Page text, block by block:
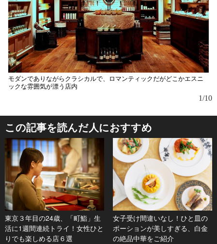
モダンでありながらクラシカルで、ロマンティックだがどこかエスニ
ックな雰囲気が漂う店内
1/10
この記事を読んだ人におすすめ
東京３年目の24歳、「町鮨」生
活に1週間連続トライ！女性ひと
りでも楽しめる店６選
女子受け間違いなし！ひと皿の
ポーションが美しすぎる、白金
の絶品中華をご紹介